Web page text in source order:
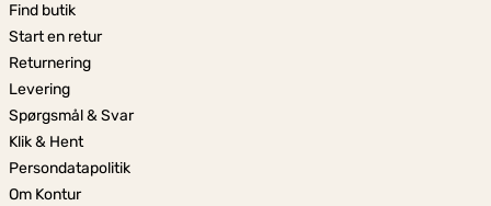
Find butik
Start en retur
Returnering
Levering
Spørgsmål & Svar
Klik & Hent
Persondatapolitik
Om Kontur